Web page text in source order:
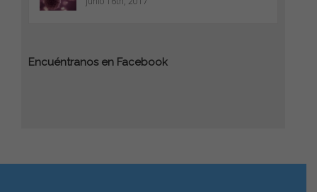
Encuéntranos en Facebook